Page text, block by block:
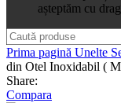
așteptăm cu
Prima pagină Unelte
din Otel Inoxidabil (
Share:
Compara